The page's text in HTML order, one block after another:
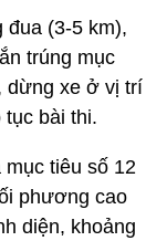
(3-5 km),
trúng mục
dừng xe ở vị trí
bài thi.
mục tiêu số 12
phương cao
diện, khoảng